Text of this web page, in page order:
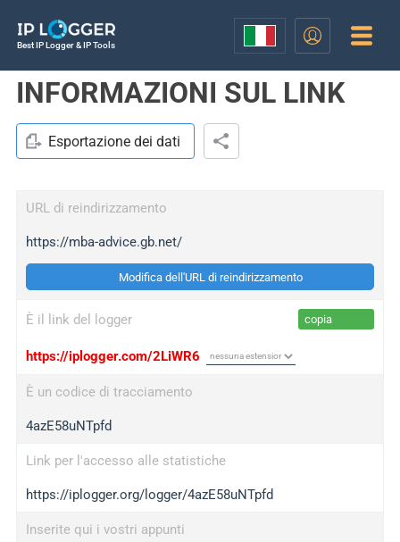
Best IP Logger & IP Tools
INFORMAZIONI SUL LINK
Esportazione dei dati
URL di reindirizzamento
https://mba-advice.gb.net/
Modifica dell'URL di reindirizzamento
È il link del logger copia
https://iplogger.com/2LiWR6
È un codice di tracciamento
4azE58uNTpfd
Link per l'accesso alle statistiche
https://iplogger.org/logger/4azE58uNTpfd
Inserite qui i vostri appunti